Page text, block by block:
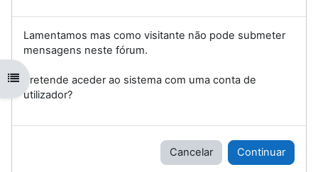
Abrir índice da disciplina
Lamentamos mas como visitante não pode submeter
mensagens neste fórum.
Pretende aceder ao sistema com uma conta de
utilizador?
Cancelar Continuar